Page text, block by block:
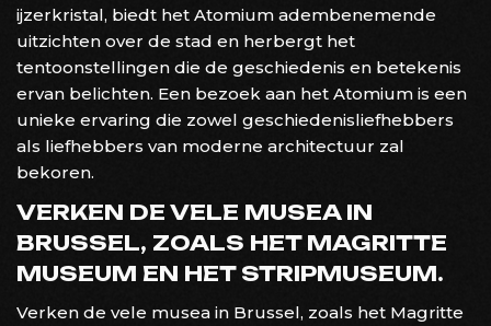
ijzerkristal, biedt het Atomium adembenemende
uitzichten over de stad en herbergt het
tentoonstellingen die de geschiedenis en betekenis
ervan belichten. Een bezoek aan het Atomium is een
unieke ervaring die zowel geschiedenisliefhebbers
als liefhebbers van moderne architectuur zal
bekoren.
VERKEN DE VELE MUSEA IN
BRUSSEL, ZOALS HET MAGRITTE
MUSEUM EN HET STRIPMUSEUM.
Verken de vele musea in Brussel, zoals het Magritte